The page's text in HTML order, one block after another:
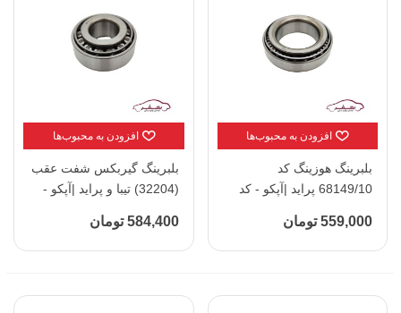
افزودن به محبوب‌ها
بلبرینگ هوزینگ کد
68149/10 پراید |آپکو - کد
559,000 تومان
افزودن به محبوب‌ها
بلبرینگ گیربکس شفت عقب
(32204) تیبا و پراید |آپکو -
584,400 تومان